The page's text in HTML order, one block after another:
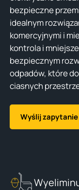
bezpieczne
idealnym
komercyjnymi i
kontrola i
bezpiecznym
odpadów, które
ciasnych
Wyślij zapytanie